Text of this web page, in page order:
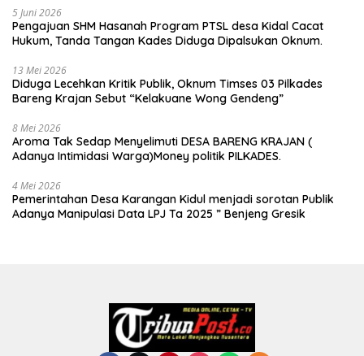
5 Juni 2026
Pengajuan SHM Hasanah Program PTSL desa Kidal Cacat
Hukum, Tanda Tangan Kades Diduga Dipalsukan Oknum.
13 Mei 2026
Diduga Lecehkan Kritik Publik, Oknum Timses 03 Pilkades
Bareng Krajan Sebut “Kelakuane Wong Gendeng”
8 Mei 2026
Aroma Tak Sedap Menyelimuti DESA BARENG KRAJAN (
Adanya Intimidasi Warga)Money politik PILKADES.
4 Mei 2026
Pemerintahan Desa Karangan Kidul menjadi sorotan Publik
Adanya Manipulasi Data LPJ Ta 2025 ” Benjeng Gresik